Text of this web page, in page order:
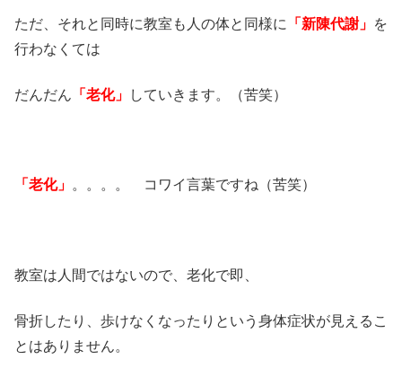
ただ、それと同時に教室も人の体と同様に 「新陳代謝」 を
行わなくては
だんだん 「老化」 していきます。（苦笑）
「老化」 。。。。 コワイ言葉ですね（苦笑）
教室は人間ではないので、老化で即、
骨折したり、歩けなくなったりという身体症状が見えるこ
とはありません。